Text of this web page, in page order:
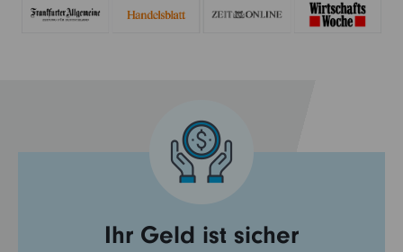
Ihr Geld ist sicher